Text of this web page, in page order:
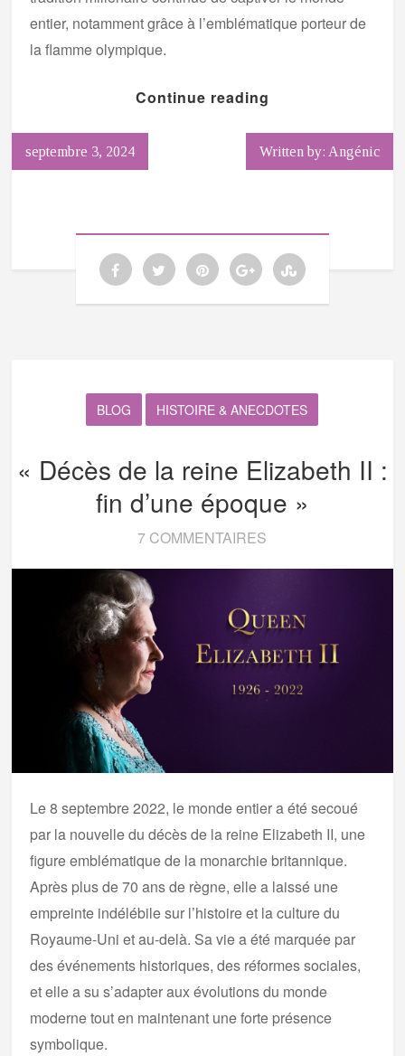
entier, notamment grâce à l’emblématique porteur de
la flamme olympique.
Continue reading
septembre 3, 2024 Written by: Angénic
BLOG HISTOIRE & ANECDOTES
« Décès de la reine Elizabeth II :
fin d’une époque »
7 COMMENTAIRES
Le 8 septembre 2022, le monde entier a été secoué
par la nouvelle du décès de la reine Elizabeth II, une
figure emblématique de la monarchie britannique.
Après plus de 70 ans de règne, elle a laissé une
empreinte indélébile sur l’histoire et la culture du
Royaume-Uni et au-delà. Sa vie a été marquée par
des événements historiques, des réformes sociales,
et elle a su s’adapter aux évolutions du monde
moderne tout en maintenant une forte présence
symbolique.